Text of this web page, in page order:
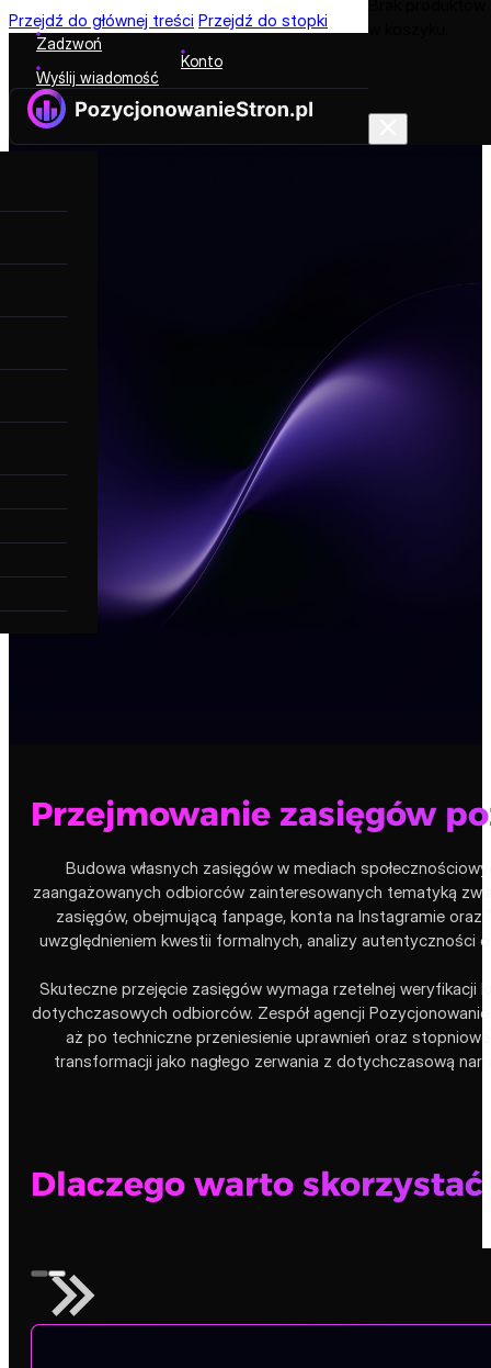
Przejdź do głównej treści Przejdź do stopki
Zadzwoń
Wyślij wiadomość
Konto
Przejmowanie zasięgów
Budowa własnych zasięgów w mediach
zaangażowanych odbiorców zainteresowanych tematyką
zasięgów, obejmującą fanpage, konta na Instagramie
uwzględnieniem kwestii formalnych, analizy autentyczności
Skuteczne przejęcie zasięgów wymaga rzetelnej weryfikacji
dotychczasowych odbiorców. Zespół agencji
aż po techniczne przeniesienie uprawnień oraz
transformacji jako nagłego zerwania z dotychczasową
Dlaczego warto